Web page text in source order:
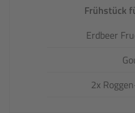
Frühstück
Erdbeer
2x